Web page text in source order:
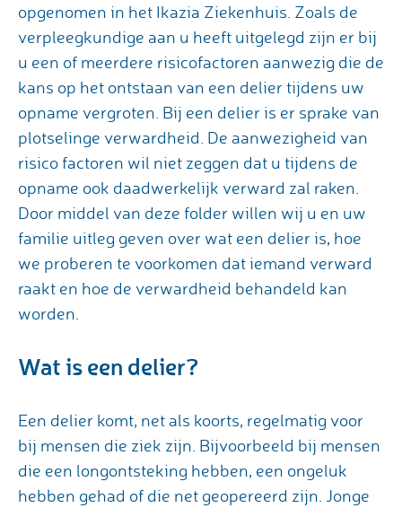
opgenomen in het Ikazia Ziekenhuis. Zoals de
verpleegkundige aan u heeft uitgelegd zijn er bij
u een of meerdere risicofactoren aanwezig die de
kans op het ontstaan van een delier tijdens uw
opname vergroten. Bij een delier is er sprake van
plotselinge verwardheid. De aanwezigheid van
risico factoren wil niet zeggen dat u tijdens de
opname ook daadwerkelijk verward zal raken.
Door middel van deze folder willen wij u en uw
familie uitleg geven over wat een delier is, hoe
we proberen te voorkomen dat iemand verward
raakt en hoe de verwardheid behandeld kan
worden.
Wat is een delier?
Een delier komt, net als koorts, regelmatig voor
bij mensen die ziek zijn. Bijvoorbeeld bij mensen
die een longontsteking hebben, een ongeluk
hebben gehad of die net geopereerd zijn. Jonge